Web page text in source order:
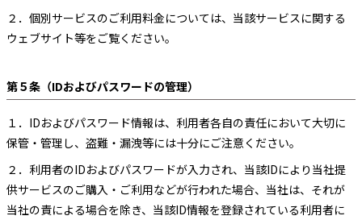
２． 個別サービスのご利用料金については、当該サービスに関する
ウェブサイト等をご覧ください。
第５条（IDおよびパスワードの管理）
１． IDおよびパスワード情報は、利用者各自の責任において大切に
保管・管理し、盗難・漏洩等には十分にご注意ください。
２． 利用者のIDおよびパスワードが入力され、当該IDにより当社提
供サービスのご購入・ご利用などが行われた場合、当社は、それが
当社の責による場合を除き、当該ID情報を登録されている利用者に